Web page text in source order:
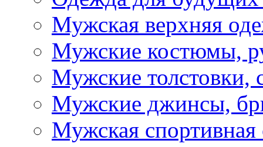
Мужская верхняя
Мужские костюмы,
Мужские толстовки,
Мужские джинсы,
Мужская спортивная